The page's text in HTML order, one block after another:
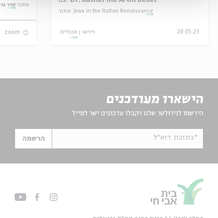
מתוך: Jews in the Italian Renaissance
אנגלית וידאו 28.05.23
מתוך:סדר
zoom
הישארו מעודכנים
הירשמו לניוזלטר שלנו וקבלו עדכונים ישר למייל
*כתובת דוא"ל הרשמה